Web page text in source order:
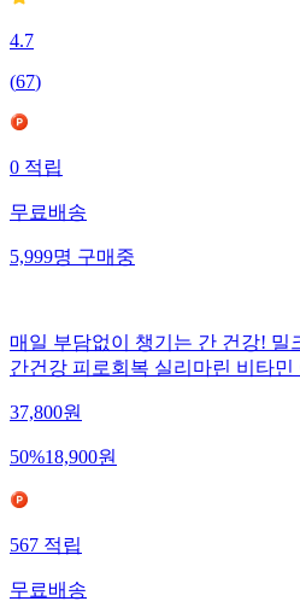
4.7
(67)
0 적립
무료배송
5,999명 구매중
매일 부담없이 챙기는 간 건강! 밀
간건강 피로회복 실리마린 비타민
37,800원
50%18,900원
567적립
무료배송